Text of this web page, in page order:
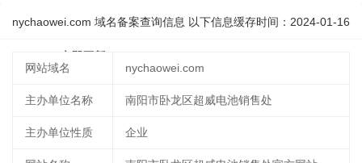
nychaowei.com 域名备案查询信息 以下信息缓存时间： 2024-01-16
立即更新
网站域名
nychaowei.com
主办单位名称 南阳市卧龙区超威电池销售处
主办单位性质 企业